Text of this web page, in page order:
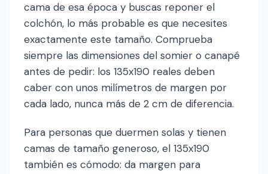
cama de esa época y buscas reponer el
colchón, lo más probable es que necesites
exactamente este tamaño. Comprueba
siempre las dimensiones del somier o canapé
antes de pedir: los 135x190 reales deben
caber con unos milímetros de margen por
cada lado, nunca más de 2 cm de diferencia.
Para personas que duermen solas y tienen
camas de tamaño generoso, el 135x190
también es cómodo: da margen para